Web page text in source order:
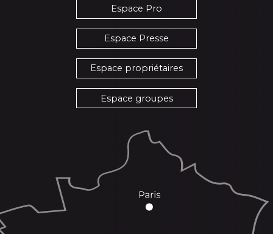
Espace Pro
Espace Presse
Espace propriétaires
Espace groupes